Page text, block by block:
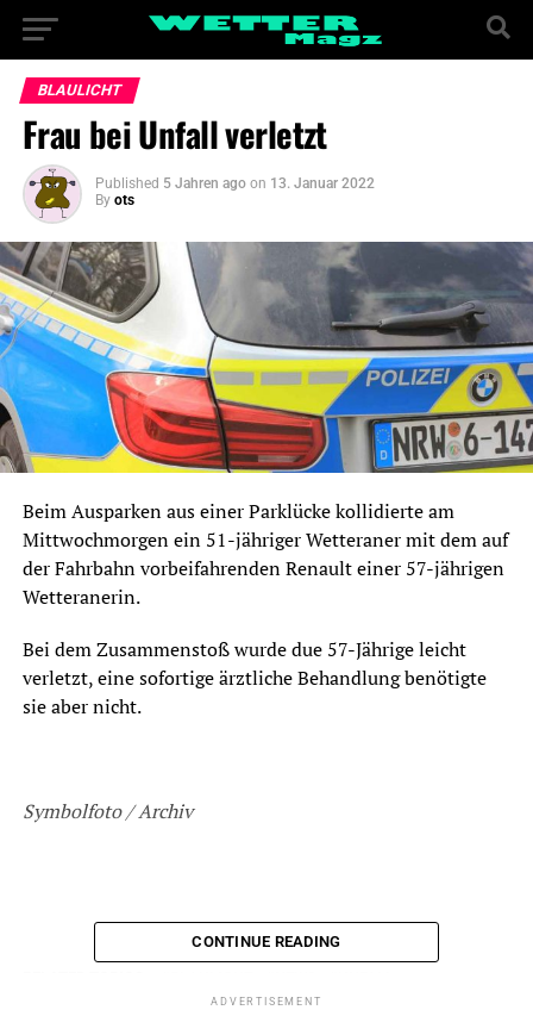
BLAULICHT
Frau bei Unfall verletzt
Published 5 Jahren ago on 13. Januar 2022
By ots
Beim Ausparken aus einer Parklücke kollidierte am
Mittwochmorgen ein 51-jähriger Wetteraner mit dem auf
der Fahrbahn vorbeifahrenden Renault einer 57-jährigen
Wetteranerin.
Bei dem Zusammenstoß wurde due 57-Jährige leicht
verletzt, eine sofortige ärztliche Behandlung benötigte
sie aber nicht.
Symbolfoto / Archiv
ADVERTISEMENT
CONTINUE READING
ADVERTISEMENT